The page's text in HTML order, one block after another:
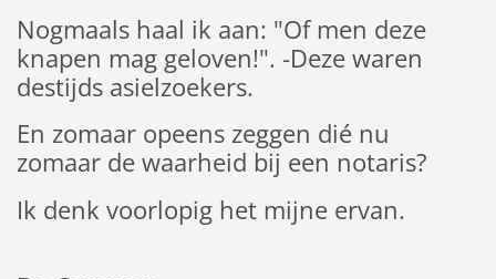
Nogmaals haal ik aan: "Of men deze
knapen mag geloven!". -Deze waren
destijds asielzoekers.
En zomaar opeens zeggen dié nu
zomaar de waarheid bij een notaris?
Ik denk voorlopig het mijne ervan.